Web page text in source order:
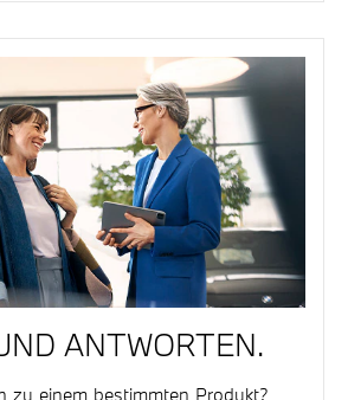
ANTWORTEN.
zu einem bestimmten Produkt?